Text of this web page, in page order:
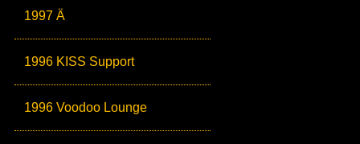
1997 Ä
1996 KISS Support
1996 Voodoo Lounge